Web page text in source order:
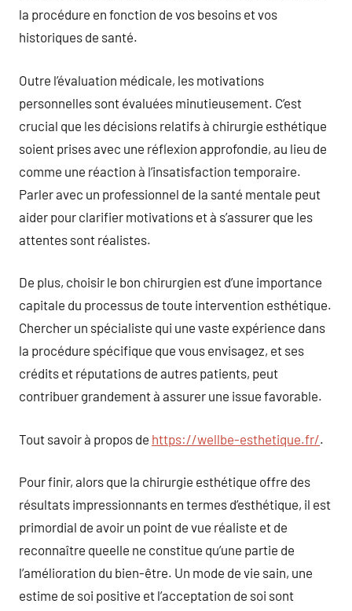
la procédure en fonction de vos besoins et vos
historiques de santé.
Outre l’évaluation médicale, les motivations
personnelles sont évaluées minutieusement. C’est
crucial que les décisions relatifs à chirurgie esthétique
soient prises avec une réflexion approfondie, au lieu de
comme une réaction à l’insatisfaction temporaire.
Parler avec un professionnel de la santé mentale peut
aider pour clarifier motivations et à s’assurer que les
attentes sont réalistes.
De plus, choisir le bon chirurgien est d’une importance
capitale du processus de toute intervention esthétique.
Chercher un spécialiste qui une vaste expérience dans
la procédure spécifique que vous envisagez, et ses
crédits et réputations de autres patients, peut
contribuer grandement à assurer une issue favorable.
Tout savoir à propos de https://wellbe-esthetique.fr/.
Pour finir, alors que la chirurgie esthétique offre des
résultats impressionnants en termes d’esthétique, il est
primordial de avoir un point de vue réaliste et de
reconnaître queelle ne constitue qu’une partie de
l’amélioration du bien-être. Un mode de vie sain, une
estime de soi positive et l’acceptation de soi sont